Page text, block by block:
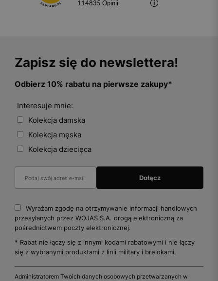
114835 opinii
Zapisz się do newslettera!
Odbierz 10% rabatu na pierwsze zakupy*
Interesuje mnie:
Kolekcja damska
Kolekcja męska
Kolekcja dziecięca
Wyrażam zgodę na otrzymywanie informacji handlowych
przesyłanych przez WOJAS S.A. drogą elektroniczną za
pośrednictwem poczty elektronicznej.
* Rabat nie łączy się z innymi kodami rabatowymi i nie łączy
się z wybranymi produktami z linii military i brelokami.
Administratorem Twoich danych osobowych przetwarzanych w